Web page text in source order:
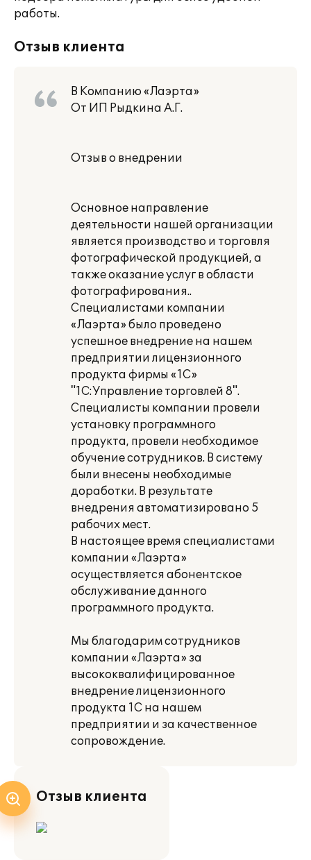
работы.
Отзыв клиента
В Компанию «Лаэрта»
От ИП Рыдкина А.Г.
Отзыв о внедрении
Основное направление
деятельности нашей организации
является производство и торговля
фотографической продукцией, а
также оказание услуг в области
фотографирования..
Специалистами компании
«Лаэрта» было проведено
успешное внедрение на нашем
предприятии лицензионного
продукта фирмы «1С»
"1С:Управление торговлей 8".
Специалисты компании провели
установку программного
продукта, провели необходимое
обучение сотрудников. В систему
были внесены необходимые
доработки. В результате
внедрения автоматизировано 5
рабочих мест.
В настоящее время специалистами
компании «Лаэрта»
осуществляется абонентское
обслуживание данного
программного продукта.
Мы благодарим сотрудников
компании «Лаэрта» за
высококвалифицированное
внедрение лицензионного
продукта 1С на нашем
предприятии и за качественное
сопровождение.
Отзыв клиента